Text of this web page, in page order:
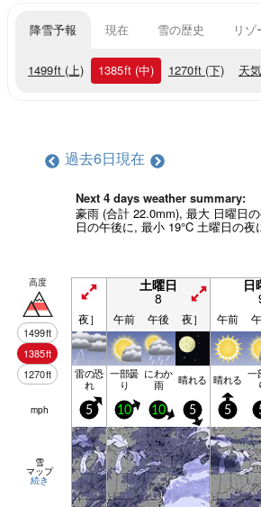
降雪予報 現在 雪の歴史 リ
1499ft (上) 1385ft (中) 1270ft (下) 天
過去6日現在
Next 4 days weather summary:
豪雨 (合計 22.0mm), 最大 日曜日
日の午後に, 最小 19°C 土曜日の
高度
1499ft
1385ft
1270ft
土曜日
8
日
夜］ 午前 午後 夜］ 午前
雷の恐
れ
一部曇
り
にわか
雨 晴れる 晴れる 一
mph 5 10 10 5 5
雪
マップ
続き